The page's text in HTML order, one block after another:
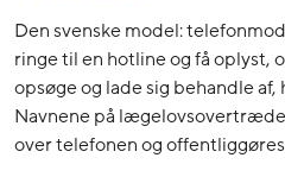
Den svenske model:
ringe til en hotline og få oplyst,
opsøge og lade sig behandle
Navnene på
over telefonen og